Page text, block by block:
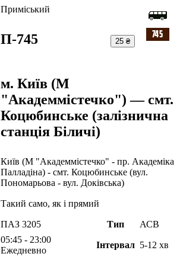
Приміський
П-745 25 ₴
м. Київ (М
"Академмістечко") — смт.
Коцюбинське (залізнична
станція Біличі)
Київ (М "Академмістечко" - пр. Академіка
Палладіна) - смт. Коцюбинське (вул.
Пономарьова - вул. Доківська)
Такий само, як і прямий
ПАЗ 3205 Тип АСВ
05:45 - 23:00
Ежедневно
Інтервал 5-12 хв